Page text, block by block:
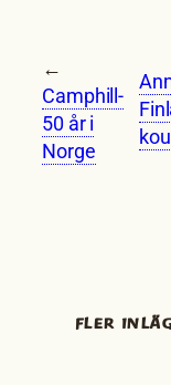
←
Camphill-
50 år i
Norge
FLER